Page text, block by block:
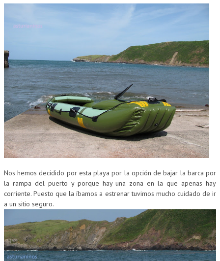
MERENDEROS
SI LLUEVE
LUDOTECAS
CUMPLEAÑOS
MUSEOS
CONTACT
Nos hemos decidido por esta playa por la opción de bajar la barca por
la rampa del puerto y porque hay una zona en la que apenas hay
corriente. Puesto que la íbamos a estrenar tuvimos mucho cuidado de ir
a un sitio seguro.